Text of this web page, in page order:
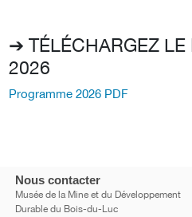
➔ TÉLÉCHARGEZ LE
2026
Programme 2026 PDF
Nous contacter
Musée de la Mine et du Développement
Durable du Bois-du-Luc